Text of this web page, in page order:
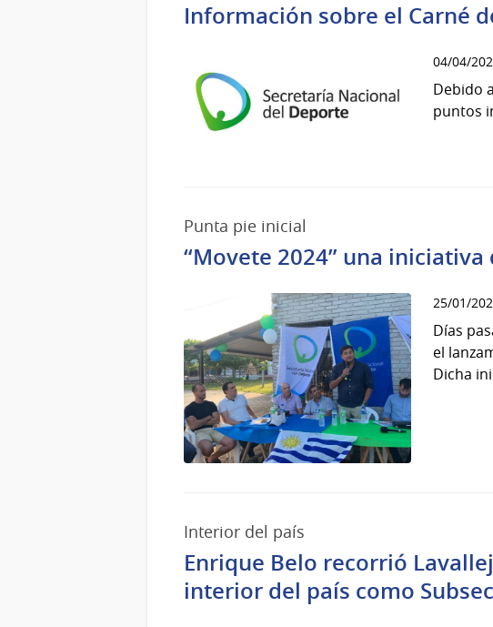
Información sobre el Carné
04/04/
Debido
puntos
Punta pie inicial
“Movete 2024” una
25/01/
Días
el
Dicha
Interior del país
Enrique Belo recorrió
interior del país como